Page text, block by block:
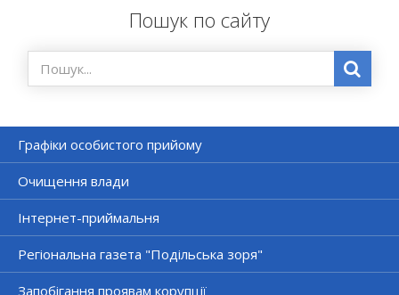
Пошук по сайту
Графіки особистого прийому
Очищення влади
Інтернет-приймальня
Регіональна газета "Подільська зоря"
Запобігання проявам корупції